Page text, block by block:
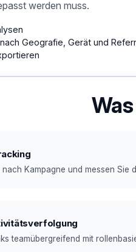
werden muss.
Geografie, Gerät und
nach Kampagne und messen Sie
teamübergreifend mit